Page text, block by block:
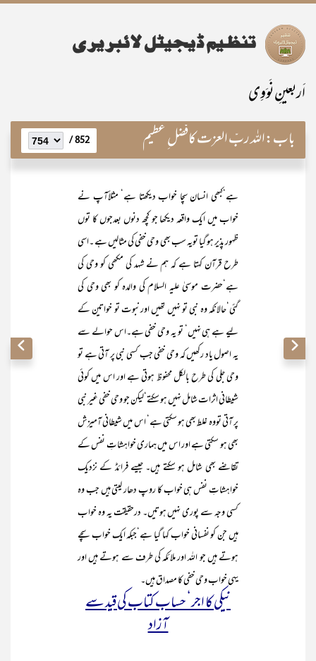
اَربعینِ نَوَوِی
باب:اللہ ربّ العزت کافضل ِ عظیم 852 /
ہے‘کبھی انسان سچا خواب دیکھتا ہے‘ مثلاًآپ نے
خواب میں ایک واقعہ دیکھا جو کچھ دنوں بعدجوں کا توں
ظہور پذیر ہو گیا تویہ سب بھی وحی خفی کی مثالیں ہے ۔اسی
طرح قرآن کہتا ہے کہ ہم نے شہد کی مکھی کو وحی کی
ہے‘حضرت موسیٰ علیہ السلام کی والدہ کو بھی وحی کی
گئی‘حالانکہ وہ نبی تو نہیں تھیں اورنبوت تو خواتین کے
لیے ہے ہی نہیں‘ تو یہ وحی خفی ہے۔اس حوالے سے
یہ اصول یاد رکھیں کہ وحی خفی جب کسی نبی پر آتی ہے تو
وحی جلی کی طرح بالکل محفوظ ہوتی ہے اور اس میں کوئی
شیطانی اثرات شامل نہیں ہو سکتے‘لیکن جو وحی خفی غیر نبی
پر آتی تووہ غلط بھی ہو سکتی ہے‘ اس میں شیطانی آمیزش
بھی ہو سکتی ہے اور اس میں ہماری خواہشاتِ نفس کے
تقاضے بھی شامل ہو سکتے ہیں۔ جیسے فرائڈ کے نزدیک
خواہشاتِ نفس ہی خواب کا روپ دھار لیتی ہیں جب وہ
کسی وجہ سے پوری نہیں ہوتیں۔ درحقیقت یہ وہ خواب
ہیں جن کو نفسانی خواب کہا گیا ہے‘جبکہ ایک خواب سچے
ہوتے ہیں جو اللہ اور ملائکہ کی طرف سے ہوتے ہیں اور
یہی خواب وحی خفی کا مصداق ہیں۔
نیکی کا اجر‘ حساب کتاب کی قید سے
آزاد